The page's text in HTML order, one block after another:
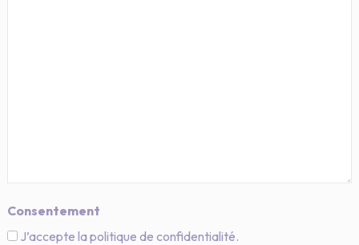
Consentement
J’accepte la politique de confidentialité.